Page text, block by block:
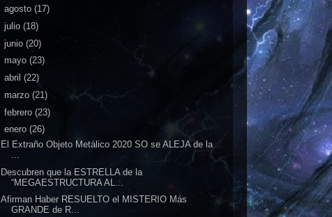
agosto (17)
julio (18)
junio (20)
mayo (23)
abril (22)
marzo (21)
febrero (23)
enero (26)
El Extraño Objeto Metálico 2020 SO se ALEJA de la
Descubren que la ESTRELLA de la
“MEGAESTRUCTURA AL...
Afirman Haber RESUELTO el MISTERIO Más
GRANDE de R...